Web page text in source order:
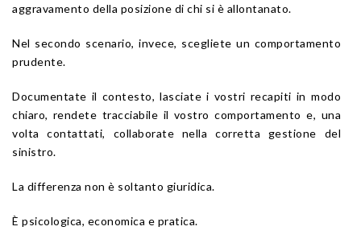
aggravamento della posizione di chi si è allontanato.
Nel secondo scenario, invece, scegliete un comportamento
prudente.
Documentate il contesto, lasciate i vostri recapiti in modo
chiaro, rendete tracciabile il vostro comportamento e, una
volta contattati, collaborate nella corretta gestione del
sinistro.
La differenza non è soltanto giuridica.
È psicologica, economica e pratica.